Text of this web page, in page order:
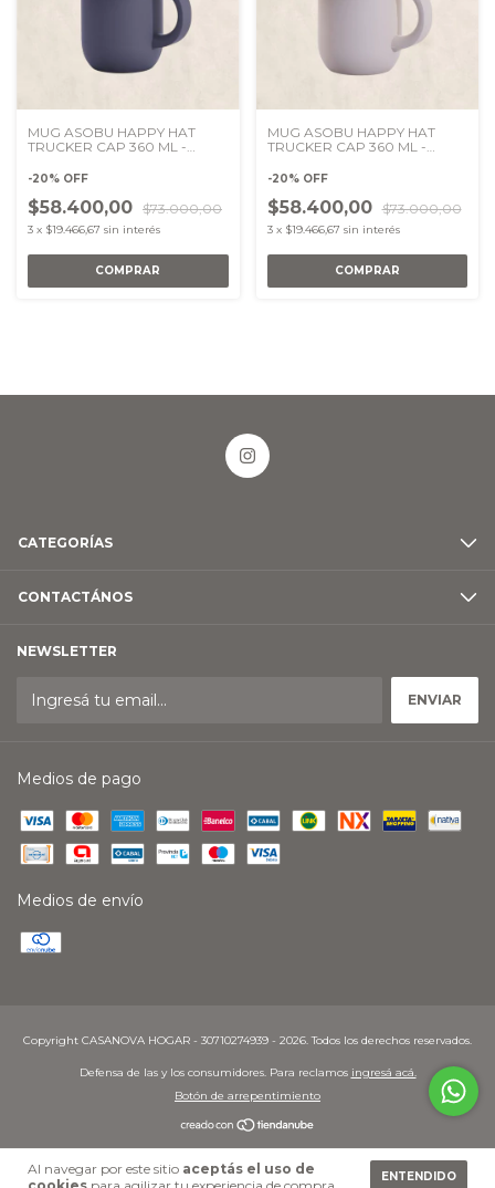
Al navegar por este sitio aceptás el uso de
ENTENDIDO
MUG ASOBU HAPPY HAT
TRUCKER CAP 360 ML -
-20% OFF
$58.400,00 $73.000,00
3 x $19.466,67 sin interés
MUG ASOBU HAPPY HAT
TRUCKER CAP 360 ML -
-20% OFF
$58.400,00 $73.000,00
3 x $19.466,67 sin interés
CATEGORÍAS
CONTACTÁNOS
NEWSLETTER
Medios de pago
Medios de envío
Copyright CASANOVA HOGAR - 30710274939 - 2026. Todos los derechos reservados.
Defensa de las y los consumidores. Para reclamos ingresá acá.
Botón de arrepentimiento